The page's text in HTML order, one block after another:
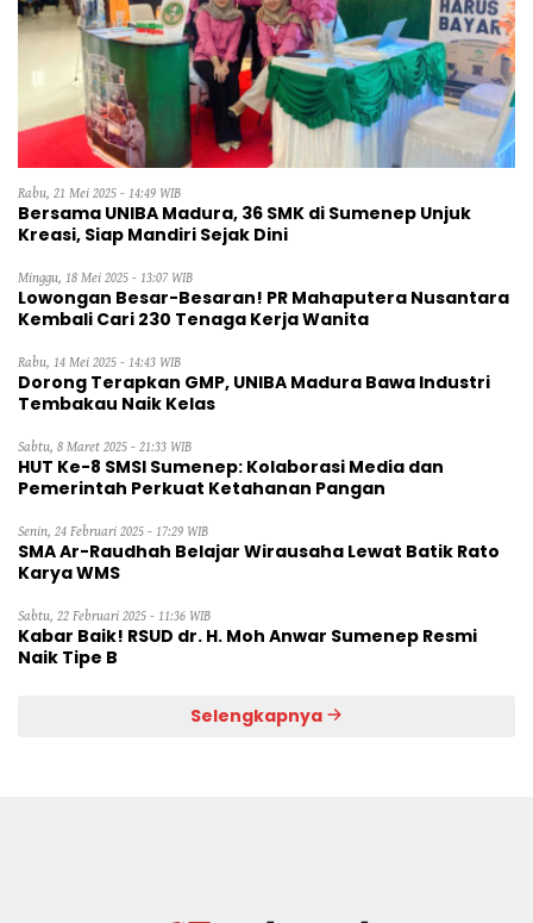
Rabu, 21 Mei 2025 - 14:49 WIB
Bersama UNIBA Madura, 36 SMK di Sumenep Unjuk
Kreasi, Siap Mandiri Sejak Dini
Minggu, 18 Mei 2025 - 13:07 WIB
Lowongan Besar-Besaran! PR Mahaputera Nusantara
Kembali Cari 230 Tenaga Kerja Wanita
Rabu, 14 Mei 2025 - 14:43 WIB
Dorong Terapkan GMP, UNIBA Madura Bawa Industri
Tembakau Naik Kelas
Sabtu, 8 Maret 2025 - 21:33 WIB
HUT Ke-8 SMSI Sumenep: Kolaborasi Media dan
Pemerintah Perkuat Ketahanan Pangan
Senin, 24 Februari 2025 - 17:29 WIB
SMA Ar-Raudhah Belajar Wirausaha Lewat Batik Rato
Karya WMS
Sabtu, 22 Februari 2025 - 11:36 WIB
Kabar Baik! RSUD dr. H. Moh Anwar Sumenep Resmi
Naik Tipe B
Selengkapnya